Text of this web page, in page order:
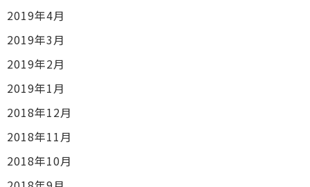
2019年4月
2019年3月
2019年2月
2019年1月
2018年12月
2018年11月
2018年10月